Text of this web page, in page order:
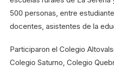
500 personas, entre
docentes, asistentes de la
Participaron el Colegio
Colegio Saturno, Colegio